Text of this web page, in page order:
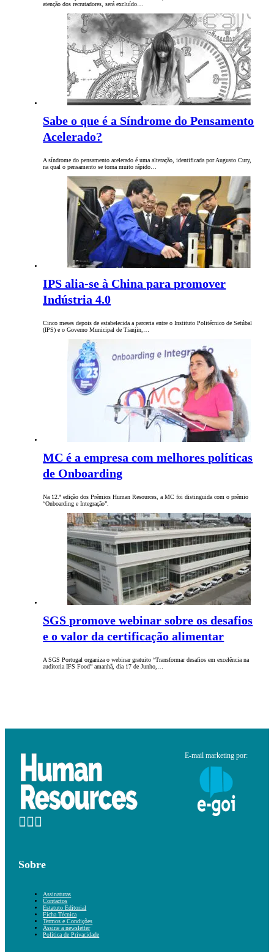
atenção dos recrutadores, será excluído…
Sabe o que é a Síndrome do Pensamento
Acelerado?
A síndrome do pensamento acelerado é uma alteração, identificada por Augusto Cury,
na qual o pensamento se torna muito rápido…
IPS alia-se à China para promover
Indústria 4.0
Cinco meses depois de estabelecida a parceria entre o Instituto Politécnico de Setúbal
(IPS) e o Governo Municipal de Tianjin,…
MC é a empresa com melhores políticas
de Onboarding
Na 12.ª edição dos Prémios Human Resources, a MC foi distinguida com o prémio
“Onboarding e Integração”.
SGS promove webinar sobre os desafios
e o valor da certificação alimentar
A SGS Portugal organiza o webinar gratuito “Transformar desafios em excelência na
auditoria IFS Food” amanhã, dia 17 de Junho,…
E-mail marketing por:
Sobre
Assinaturas
Contactos
Estatuto Editorial
Ficha Técnica
Termos e Condições
Assine a newsletter
Política de Privacidade